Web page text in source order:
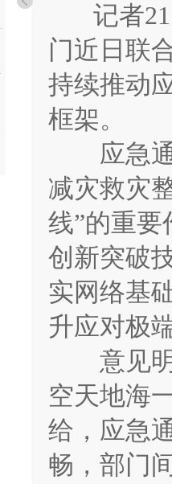
记者21
门近日联
持续推动
框架。
应急通
减灾救灾
线”的重
创新突破
实网络基
升应对极
意见明
空天地海
给，应急
畅，部门